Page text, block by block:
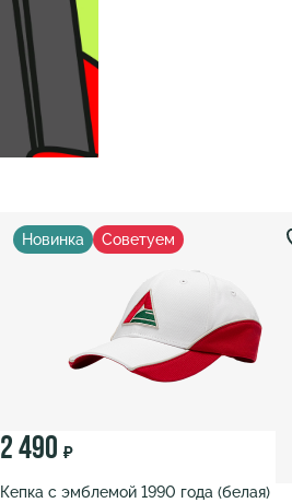
Новинка Советуем
2 490 ₽
Кепка с эмблемой 1990 года (белая)